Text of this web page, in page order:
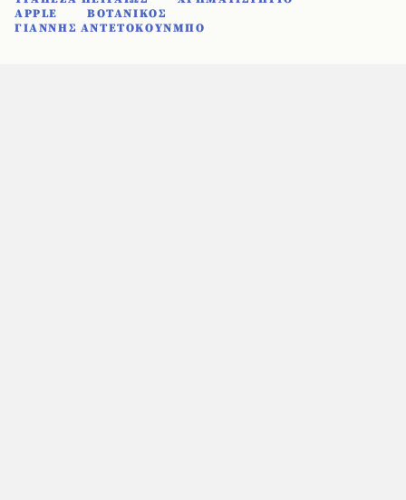
APPLE
ΒΟΤΑΝΙΚΟΣ
ΓΙΑΝΝΗΣ ΑΝΤΕΤΟΚΟΥΝΜΠΟ